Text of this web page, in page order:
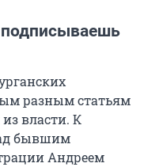
разным статьям
власти. К
бывшим
Андреем